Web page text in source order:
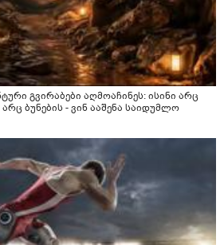
გვირაბები აღმოაჩინეს: ისინი არც
ბუნების - ვინ ააშენა საიდუმლო